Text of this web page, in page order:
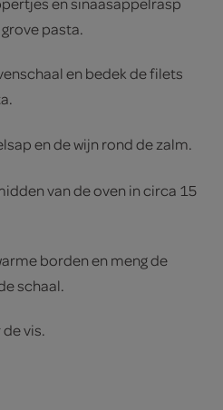
pasta.
en bedek de filets
en de wijn rond de zalm.
van de oven in circa 15
borden en meng de
schaal.
vis.